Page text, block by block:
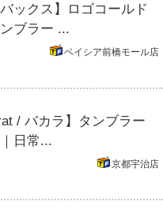
バックス】ロゴコールド
ブラー ...
ベイシア前橋モール店
/ バカラ】タンブラー
日常...
京都宇治店